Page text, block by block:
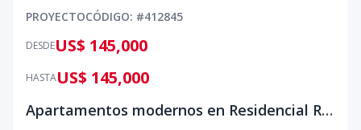
PROYECTOCÓDIGO: #412845
DESDEUS$ 145,000
HASTAUS$ 145,000
Apartamentos modernos en Residencial Rubi III